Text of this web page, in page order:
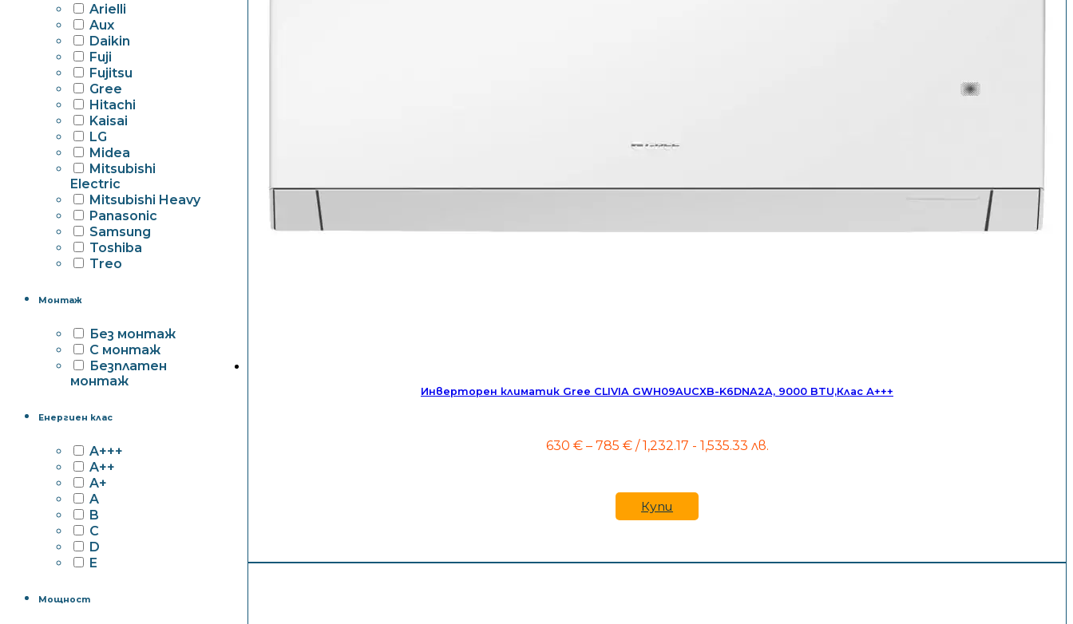
Arielli
Aux
Daikin
Fuji
Fujitsu
Gree
Hitachi
Kaisai
LG
Midea
Mitsubishi
Electric
Mitsubishi Heavy
Panasonic
Samsung
Toshiba
Treo
Монтаж
Без монтаж
С монтаж
Безплатен
монтаж
Енергиен клас
A+++
A++
A+
A
B
C
D
E
Мощност
Инверторен климатик Gree CLIVIA GWH09AUCXB-K6DNA2A, 9000 BTU,Клас А+++
630 € – 785 €Price
through
785 €
/ 1,232.17 - 1,535.33 лв.
Купи